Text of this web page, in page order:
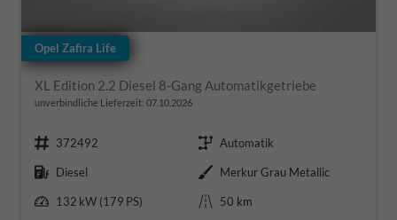
Opel Zafira Life
XL Edition 2.2 Diesel 8-Gang Automatikgetriebe
unverbindliche Lieferzeit: 07.10.2026
Fahrzeugnr. 372492 Getriebe Automatik
Kraftstoff Diesel Außenfarbe Merkur Grau Metallic
Leistung
132 kW (179 PS) Kilometerstand 50 km